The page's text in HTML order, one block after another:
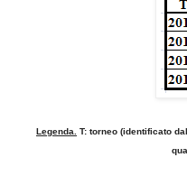
Legenda.
T: torneo (identificato